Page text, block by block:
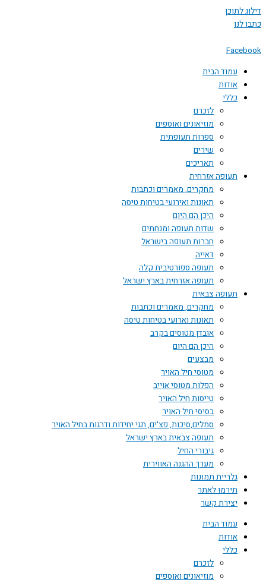
לתוכן
לנו
עמוד הבית
אודות
כללי
לזכרם
מוזיאונים ואוספים
ספרות תעופתית
שירים
תאריכים
תעופה אזרחית
מחקרים, מאמרים וכתבות
תאונות ואירועי בטיחות טיסה
היכן הם היום
שדות תעופה ומנחתים
חברות תעופה בישראל
דאייה
תעופה ספורטיבית קלה
תעופה אזרחית בארץ ישראל
תעופה צבאית
מחקרים, מאמרים וכתבות
תאונות וארועי בטיחות טיסה
אובדן מטוסים בקרב
היכן הם היום
מבצעים
מטוסי חיל האויר
הפלות מטוסי אוייב
טייסות חיל האויר
בסיסי חיל האויר
סמלים,סיכות, פצ'ים, תגי יחידות ודרגות בחיל האויר
תעופה צבאית בארץ ישראל
גיבורי החיל
מערך ההגנה האווירית
גלריית תמונות
תירמו לאתר
יצירת קשר
עמוד הבית
אודות
כללי
לזכרם
מוזיאונים ואוספים